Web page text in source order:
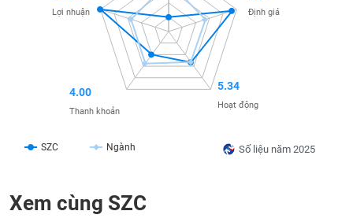
Số liệu năm 2025
SZC Ngành
Định giá
5.34
Hoạt động
4.00
Thanh khoản
Lợi nhuận
Xem cùng SZC
DỊCH